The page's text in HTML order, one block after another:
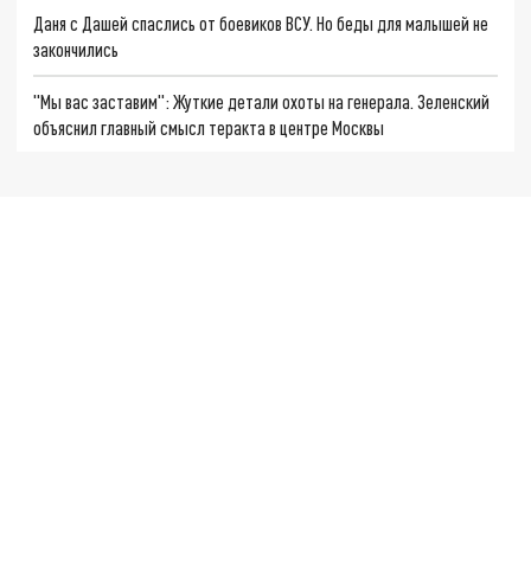
Даня с Дашей спаслись от боевиков ВСУ. Но беды для малышей не
закончились
"Мы вас заставим": Жуткие детали охоты на генерала. Зеленский
объяснил главный смысл теракта в центре Москвы